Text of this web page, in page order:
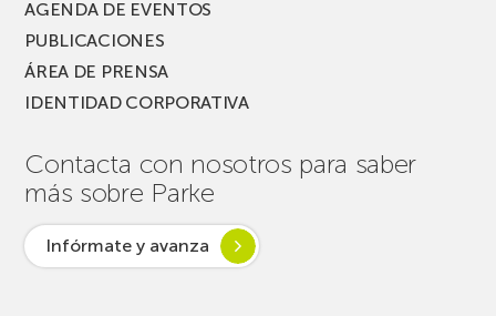
AGENDA DE EVENTOS
PUBLICACIONES
ÁREA DE PRENSA
IDENTIDAD CORPORATIVA
Contacta con nosotros para saber
más sobre Parke
Infórmate y avanza